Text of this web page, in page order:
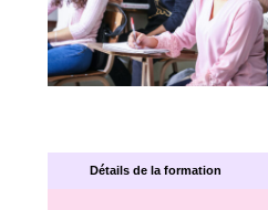
Détails de la formation